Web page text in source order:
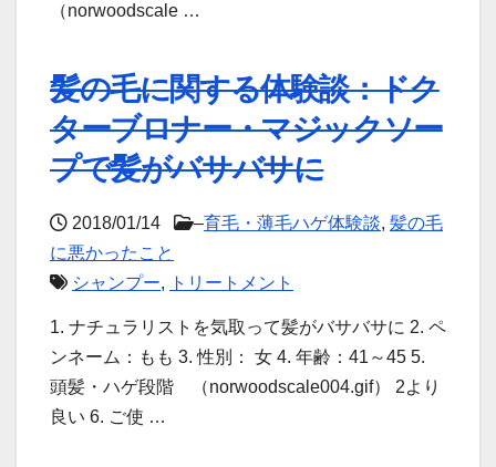
（norwoodscale …
髪の毛に関する体験談：ドク
ターブロナー・マジックソー
プで髪がバサバサに
2018/01/14 –育毛・薄毛ハゲ体験談, 髪の毛
に悪かったこと
シャンプー, トリートメント
1. ナチュラリストを気取って髪がバサバサに 2. ペ
ンネーム：もも 3. 性別： 女 4. 年齢：41～45 5.
頭髪・ハゲ段階 （norwoodscale004.gif） 2より
良い 6. ご使 …